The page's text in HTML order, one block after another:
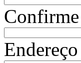
Confirme